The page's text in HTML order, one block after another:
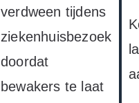
verdween tijdens
ziekenhuisbezoek
doordat
bewakers te laat